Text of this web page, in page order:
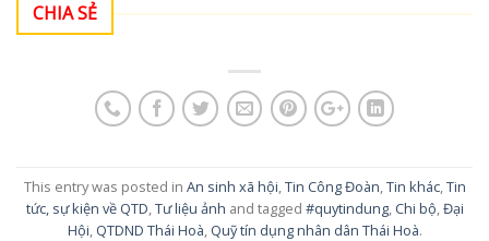
CHIA SẺ
This entry was posted in An sinh xã hội,Tin Công Đoàn,Tin khác,Tin
tức, sự kiện về QTD,Tư liệu ảnh and tagged #quytindung, Chi bộ,Đại
Hội, QTDND Thái Hoà, Quỹ tín dụng nhân dân Thái Hoà.